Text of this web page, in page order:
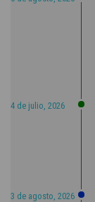
4 de julio, 2026
3 de agosto, 2026